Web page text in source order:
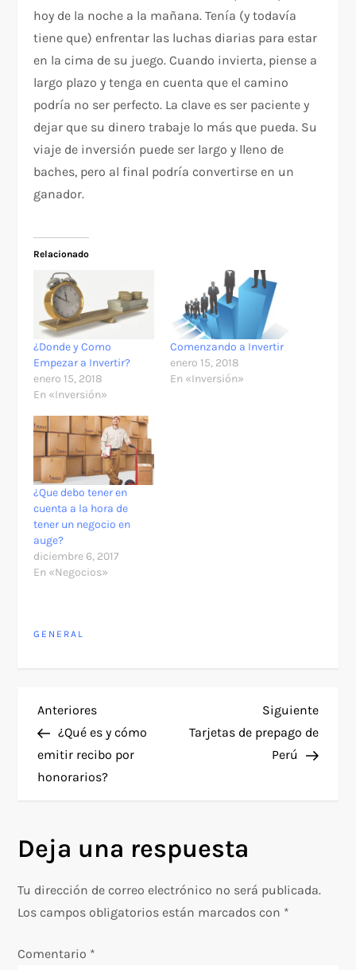
hoy de la noche a la mañana. Tenía (y todavía
tiene que) enfrentar las luchas diarias para estar
en la cima de su juego. Cuando invierta, piense a
largo plazo y tenga en cuenta que el camino
podría no ser perfecto. La clave es ser paciente y
dejar que su dinero trabaje lo más que pueda. Su
viaje de inversión puede ser largo y lleno de
baches, pero al final podría convertirse en un
ganador.
Relacionado
¿Donde y Como
Empezar a Invertir?
enero 15, 2018
En «Inversión»
Comenzando a Invertir
enero 15, 2018
En «Inversión»
¿Que debo tener en
cuenta a la hora de
tener un negocio en
auge?
diciembre 6, 2017
En «Negocios»
GENERAL
N
a
v
g
a
Entrada
anterior
Anteriores
¿Qué es y cómo
emitir recibo por
honorarios?
Siguiente
Tarjetas de prepago de
Perú
Deja una respuesta
Tu dirección de correo electrónico no será publicada.
Los campos obligatorios están marcados con *
Comentario *